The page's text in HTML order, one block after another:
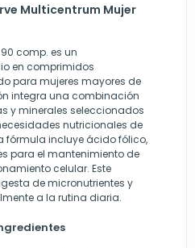
Multicentrum Mujer
comp. es un
en comprimidos
para mujeres mayores de
integra una combinación
y minerales seleccionados
nutricionales de
fórmula incluye ácido fólico,
para el mantenimiento de
celular. Este
de micronutrientes y
a la rutina diaria.